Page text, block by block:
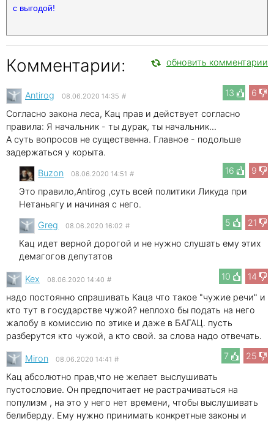
с выгодой!
Комментарии: обновить комментарии
13 6
Antirog 08.06.2020 14:35 #
Согласно закона леса, Кац прав и действует согласно
правила: Я начальник - ты дурак, ты начальник...
А суть вопросов не существенна. Главное - подольше
задержаться у корыта.
16
9
Buzon 08.06.2020 14:51 #
Это правило,Antirog ,суть всей политики Ликуда при
Нетаньягу и начиная с него.
5
21
Greg 08.06.2020 16:02 #
Кац идет верной дорогой и не нужно слушать ему этих
демагогов депутатов
10
14
Kex 08.06.2020 14:40 #
надо постоянно спрашивать Каца что такое "чужие речи" и
кто тут в государстве чужой? неплохо бы подать на него
жалобу в комиссию по этике и даже в БАГАЦ. пусть
разберутся кто чужой, а кто свой. за слова надо отвечать.
7
25
Miron 08.06.2020 14:41 #
Кац абсолютно прав,что не желает выслушивать
пустословие. Он предпочитает не растрачиваться на
популизм , на это у него нет времени, чтобы выслушивать
белиберду. Ему нужно принимать конкретные законы и